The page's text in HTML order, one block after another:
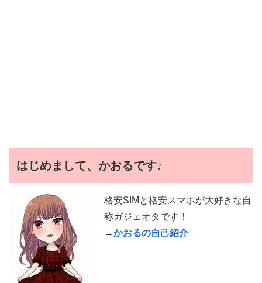
はじめまして、かおるです♪
格安SIMと格安スマホが大好きな自
称ガジェオタです！
→かおるの自己紹介